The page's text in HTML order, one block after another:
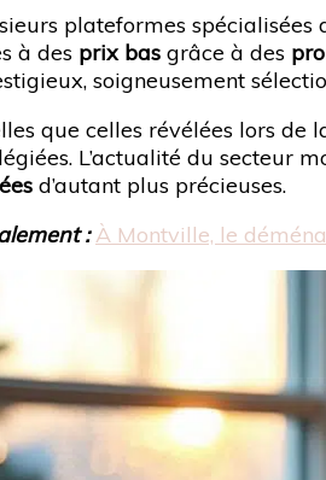
plateformes spécialisées
à des prix bas grâce à des
soigneusement
que celles révélées lors de
L’actualité du secteur
d’autant plus précieuses.
: À Montville, le